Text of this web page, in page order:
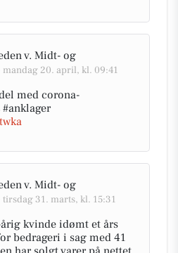
v. Midt- og
mandag 20. april, kl. 09:41
med corona-
v. Midt- og
tirsdag 31. marts, kl. 15:31
kvinde idømt et års
bedrageri i sag med 41